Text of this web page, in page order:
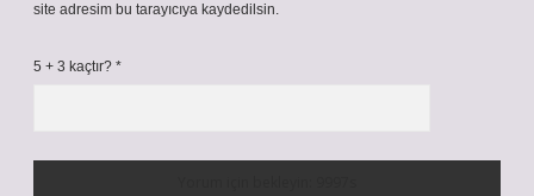
site adresim bu tarayıcıya kaydedilsin.
5 + 3 kaçtır? *